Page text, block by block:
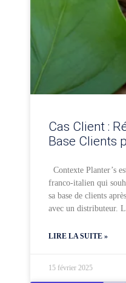
Cas Client :
Base Clients
Contexte Planter’s
franco-italien qui
sa base de clients
avec un distributeur.
LIRE LA SUITE »
15 février 2025